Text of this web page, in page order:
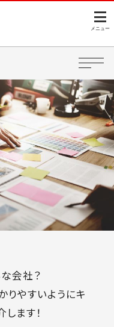
メニュー
会社？
やすいようにキ
ます！